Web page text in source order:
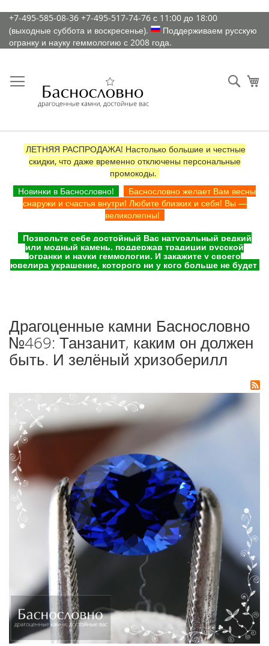
К
содержимому
+7-495-585-08-36 +7-495-517-74-76 с 11:00 до 18:00
(выходные суббота и воскресенье).
Поддерживаем русскую
огранку и науку геммологию с 2008 года.
ЛЕТНЯЯ РАСПРОДАЖА! Настолько большие и честные
скидки, что даже временно отключены персональные
промокоды.
Новинки в Баснословно!
Баснословно желает Вам весны
снаружи и счастья внутри! Любите близких и себя! Вы —
великолепны!
Позвольте себе достойный Вас натуральный редкий
или модный камень, поддержав традиции русской
огранки и науки геммологии. И закажите у своего
ювелира украшение, которого ни у кого больше не будет
Драгоценные камни Баснословно
№469: Танзанит, каким он должен
быть. И зелёный хризоберилл